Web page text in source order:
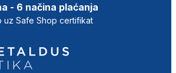
- 6 načina plaćanja
uz Safe Shop certifikat